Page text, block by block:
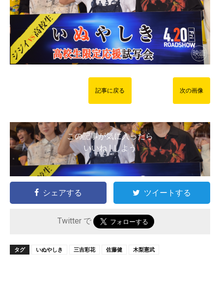
記事に戻る 次の画像
この記事が気に入ったら
いいね ! しよう
シェアする ツイートする
Twitter で
タグ いぬやしき 三吉彩花 佐藤健 木梨憲武